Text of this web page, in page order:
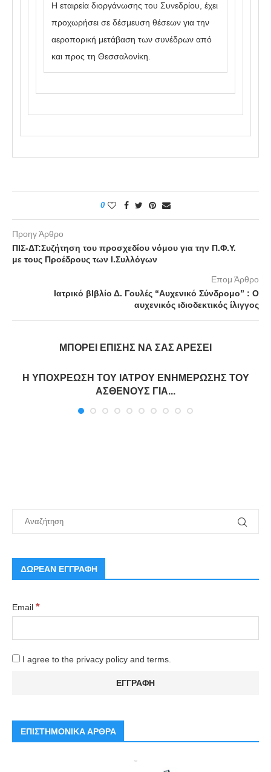
Η εταιρεία διοργάνωσης του Συνεδρίου, έχει
προχωρήσει σε δέσμευση θέσεων για την
αεροπορική μετάβαση των συνέδρων από
και προς τη Θεσσαλονίκη.
0
Προηγ Άρθρο
ΠΙΣ-ΔΤ:Συζήτηση του προσχεδίου νόμου για την Π.Φ.Υ.
με τους Προέδρους των Ι.Συλλόγων
Επομ Άρθρο
Ιατρικό βΙβλίο Δ. Γουλές “Αυχενικό Σύνδρομο” : Ο
αυχενικός ιδιοδεκτικός ίλιγγος
ΜΠΟΡΕΊ ΕΠΊΣΗΣ ΝΑ ΣΑΣ ΑΡΈΣΕΙ
Η ΥΠΟΧΡΕΩΣΗ ΤΟΥ ΙΑΤΡΟΥ ΕΝΗΜΕΡΩΣΗΣ ΤΟΥ
ΑΣΘΕΝΟΥΣ ΓΙΑ...
ΔΩΡΕΑΝ ΕΓΓΡΑΦΗ
Email *
I agree to the privacy policy and terms.
ΕΠΙΣΤΗΜΟΝΙΚΑ ΑΡΘΡΑ